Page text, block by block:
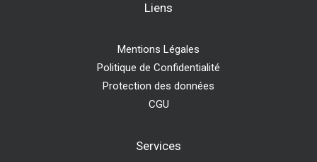
Liens
Mentions Légales
Politique de Confidentialité
Protection des données
CGU
Services